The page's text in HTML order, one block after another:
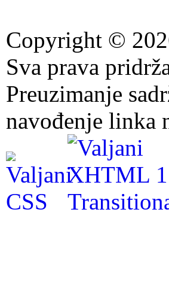
Copyright ©
Sva prava
Preuzimanje
navođenje linka